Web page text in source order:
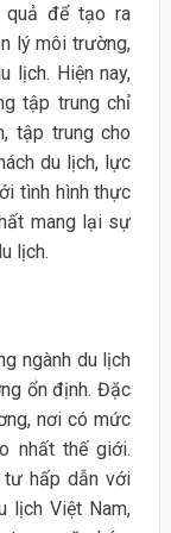
quả để tạo ra
lý môi trường,
lịch. Hiện nay,
tập trung chỉ
tập trung cho
du lịch, lực
tình hình thực
mang lại sự
lịch.
ngành du lịch
ổn định. Đặc
nơi có mức
nhất thế giới.
tư hấp dẫn với
lịch Việt Nam,